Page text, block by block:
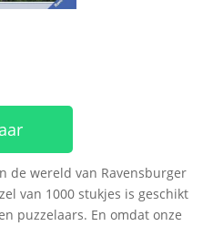
de wereld van Ravensburger
van 1000 stukjes is geschikt
puzzelaars. En omdat onze